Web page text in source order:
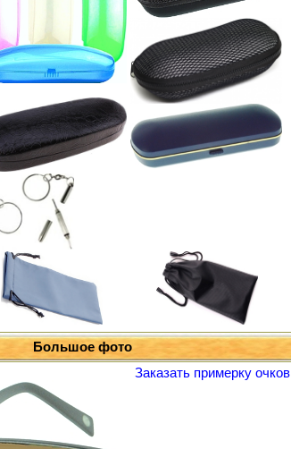
Большое фото
Заказать примерку